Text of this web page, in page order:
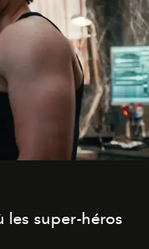
super-héros